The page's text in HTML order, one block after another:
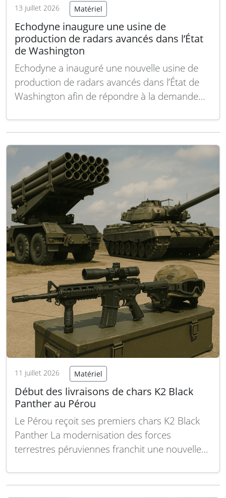
13 juillet 2026 Matériel
Echodyne inaugure une usine de
production de radars avancés dans l’État
de Washington
Echodyne a inauguré une nouvelle usine de
production de radars avancés dans l’État de
Washington afin de répondre à la demande
la défense aérienne et la surveillance de
l’intégralité de ses opérations de fabrication
depuis son siège social…
11 juillet 2026 Matériel
Début des livraisons de chars K2 Black
Panther au Pérou
Le Pérou reçoit ses premiers chars K2 Black
Panther La modernisation des forces
terrestres péruviennes franchit une nouvelle
de combat principaux K2 Black Panther. Ce